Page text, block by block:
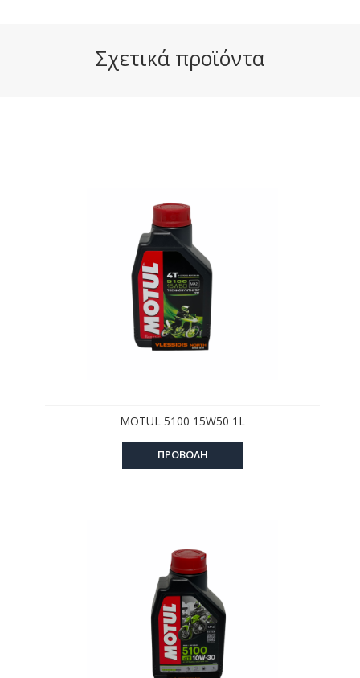
Σχετικά προϊόντα
MOTUL 5100 15W50 1L
ΠΡΟΒΟΛΗ